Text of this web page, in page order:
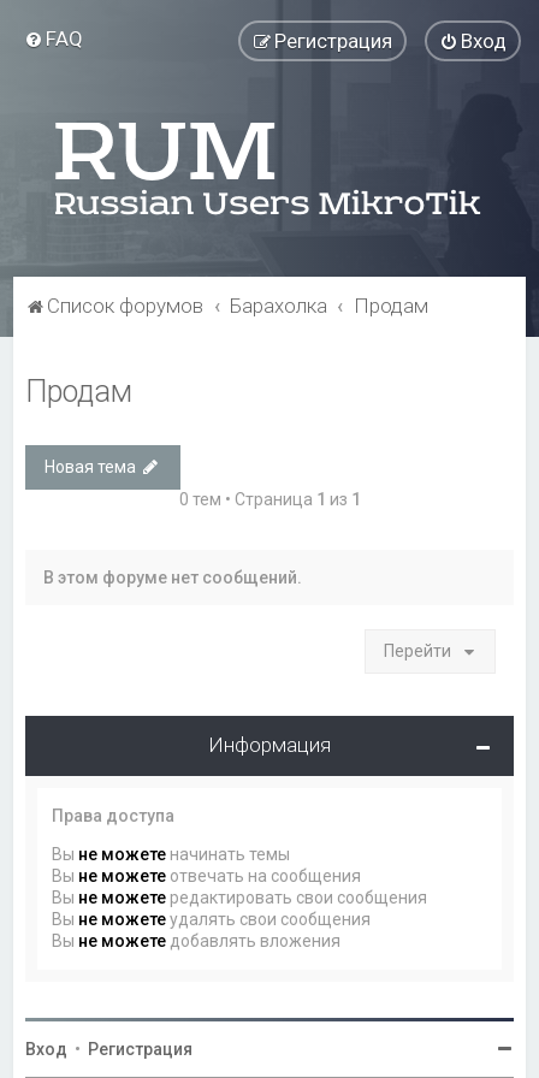
FAQ Вход
Регистрация
Список форумов Барахолка Продам
Продам
Новая тема
0 тем • Страница 1 из 1
В этом форуме нет сообщений.
Перейти
Информация
Права доступа
Вы не можете начинать темы
Вы не можете отвечать на сообщения
Вы не можете редактировать свои сообщения
Вы не можетеудалять свои сообщения
Вы не можете добавлять вложения
Вход • Регистрация